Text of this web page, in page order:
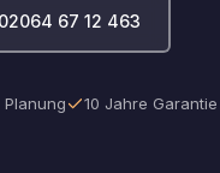
02064 67 12 463
10 Jahre Garantie